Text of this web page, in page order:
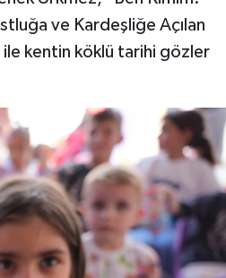
ve Kardeşliğe Açılan
kentin köklü tarihi gözler